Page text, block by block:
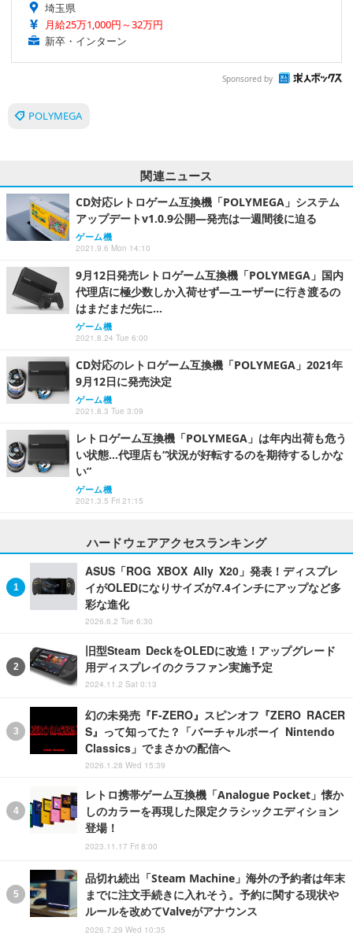
埼玉県
月給25万1,000円～32万円
新卒・インターン
Sponsored by
POLYMEGA
関連ニュース
CD対応レトロゲーム互換機「POLYMEGA」システム
アップデートv1.0.9公開―発売は一週間後に迫る
ゲーム機
2021.9.6 Mon 14:10
9月12日発売レトロゲーム互換機「POLYMEGA」国内
代理店に極少数しか入荷せず―ユーザーに行き渡るの
はまだまだ先に…
ゲーム機
2021.8.24 Tue 6:00
CD対応のレトロゲーム互換機「POLYMEGA」2021年
9月12日に発売決定
ゲーム機
2021.8.3 Tue 3:09
レトロゲーム互換機「POLYMEGA」は年内出荷も危う
い状態…代理店も“状況が好転するのを期待するしかな
い”
ゲーム機
2021.3.5 Fri 21:15
ハードウェアアクセスランキング
ASUS「ROG XBOX Ally X20」発表！ディスプレ
イがOLEDになりサイズが7.4インチにアップなど多
彩な進化
2026.6.2 Tue 6:30
旧型Steam DeckをOLEDに改造！アップグレード
用ディスプレイのクラファン実施予定
2024.11.2 Sat 0:13
幻の未発売『F-ZERO』スピンオフ『ZERO RACER
S』って知ってた？「バーチャルボーイ Nintendo
Classics」でまさかの配信へ
2026.1.28 Wed 15:39
レトロ携帯ゲーム互換機「Analogue Pocket」懐か
しのカラーを再現した限定クラシックエディション
登場！
2023.11.17 Fri 8:00
品切れ続出「Steam Machine」海外の予約者は年末
までに注文手続きに入れそう。予約に関する現状や
ルールを改めてValveがアナウンス
2026.7.29 Wed 10:35